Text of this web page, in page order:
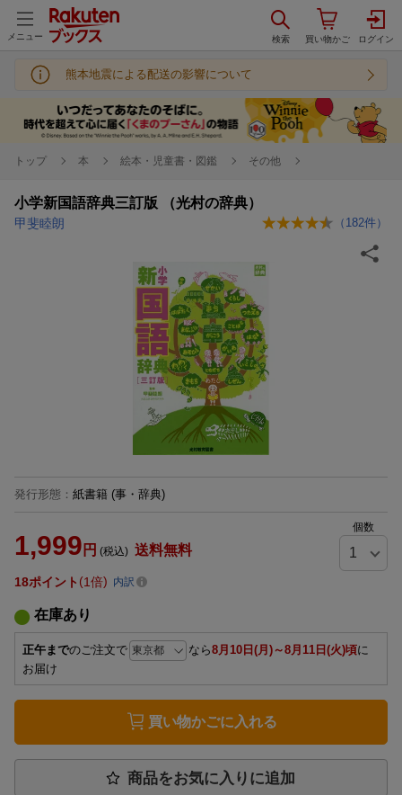
メニュー
熊本地震による配送の影響について
トップ 本 絵本・児童書・図鑑 その他
小学新国語辞典三訂版 （光村の辞典）
甲斐睦朗 （ 182件）
発行形態 ： 紙書籍 (事・辞典)
1,999 円 (税込) 送料無料
個数
18ポイント 1倍 内訳
在庫あり
正午までのご注文で なら8月10日(月)～8月11日(火)頃に
お届け
買い物かごに入れる
商品をお気に入りに追加